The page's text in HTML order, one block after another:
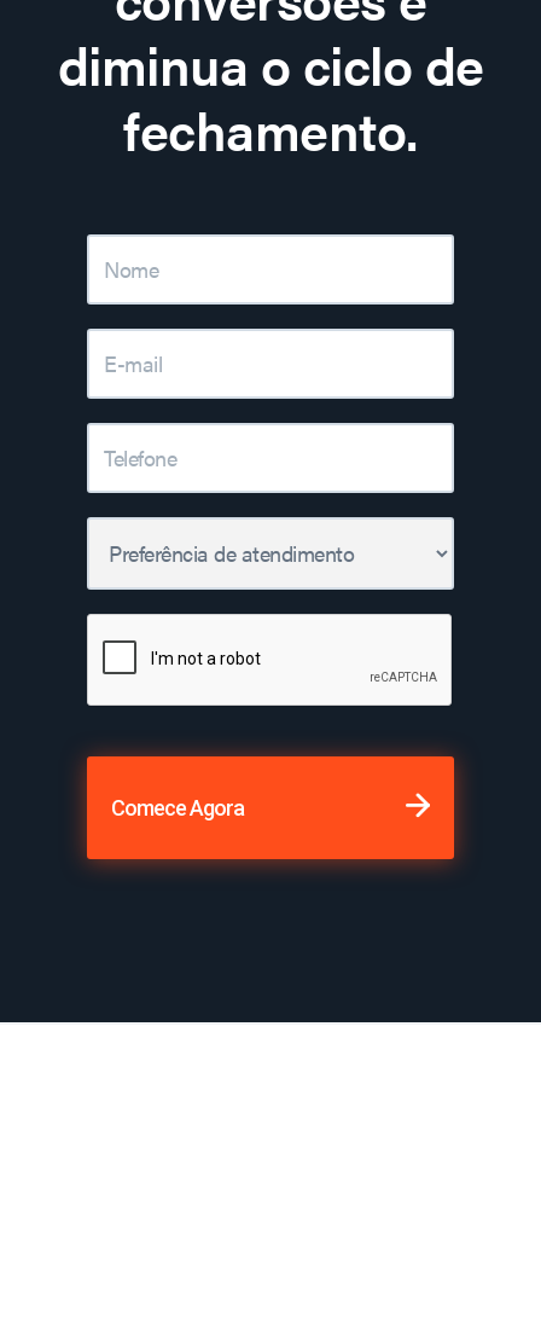
diminua o ciclo de
fechamento.
Comece Agora